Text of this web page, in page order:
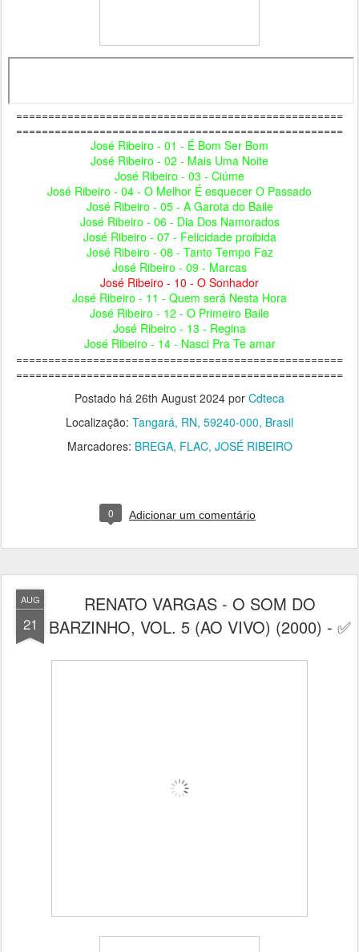
===================================================
===================================================
José Ribeiro - 01 - É Bom Ser Bom
José Ribeiro - 02 - Mais Uma Noite
José Ribeiro - 03 - Ciúme
José Ribeiro - 04 - O Melhor É esquecer O Passado
José Ribeiro - 05 - A Garota do Baile
José Ribeiro - 06 - Dia Dos Namorados
José Ribeiro - 07 - Felicidade proibida
José Ribeiro - 08 - Tanto Tempo Faz
José Ribeiro - 09 - Marcas
José Ribeiro - 10 - O Sonhador
José Ribeiro - 11 - Quem será Nesta Hora
José Ribeiro - 12 - O Primeiro Baile
José Ribeiro - 13 - Regina
José Ribeiro - 14 - Nasci Pra Te amar
===================================================
===================================================
Postado há 26th August 2024 por Cdteca
Localização: Tangará, RN, 59240-000, Brasil
Marcadores: BREGA FLAC JOSÉ RIBEIRO
0 Adicionar um comentário
AUG
21
RENATO VARGAS - O SOM DO
BARZINHO, VOL. 5 (AO VIVO) (2000) - ✅